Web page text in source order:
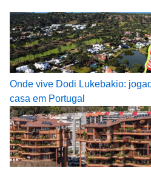
Onde vive Dodi Lukebakio:
casa em Portugal